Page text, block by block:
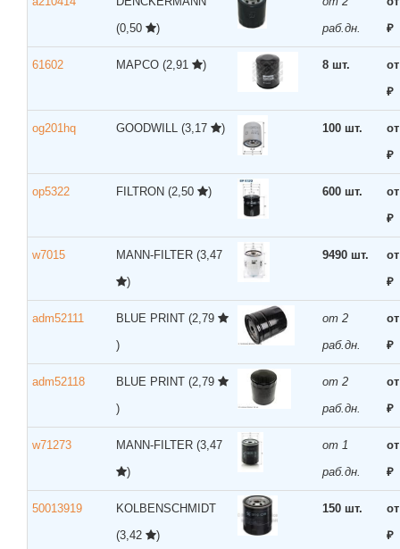
(0,50
)
раб.дн.
₽
61602 MAPCO (2,91 ) 8 шт.
₽
og201hq GOODWILL (3,17 ) 100 шт.
₽
op5322 FILTRON (2,50 ) 600 шт.
₽
w7015 MANN-FILTER (3,47
)
9490 шт.
₽
adm52111 BLUE PRINT (2,79
)
от 2
раб.дн.
₽
adm52118 BLUE PRINT (2,79
)
от 2
раб.дн.
₽
w71273 MANN-FILTER (3,47
)
от 1
раб.дн.
₽
50013919
KOLBENSCHMIDT
(3,42
)
150 шт.
₽